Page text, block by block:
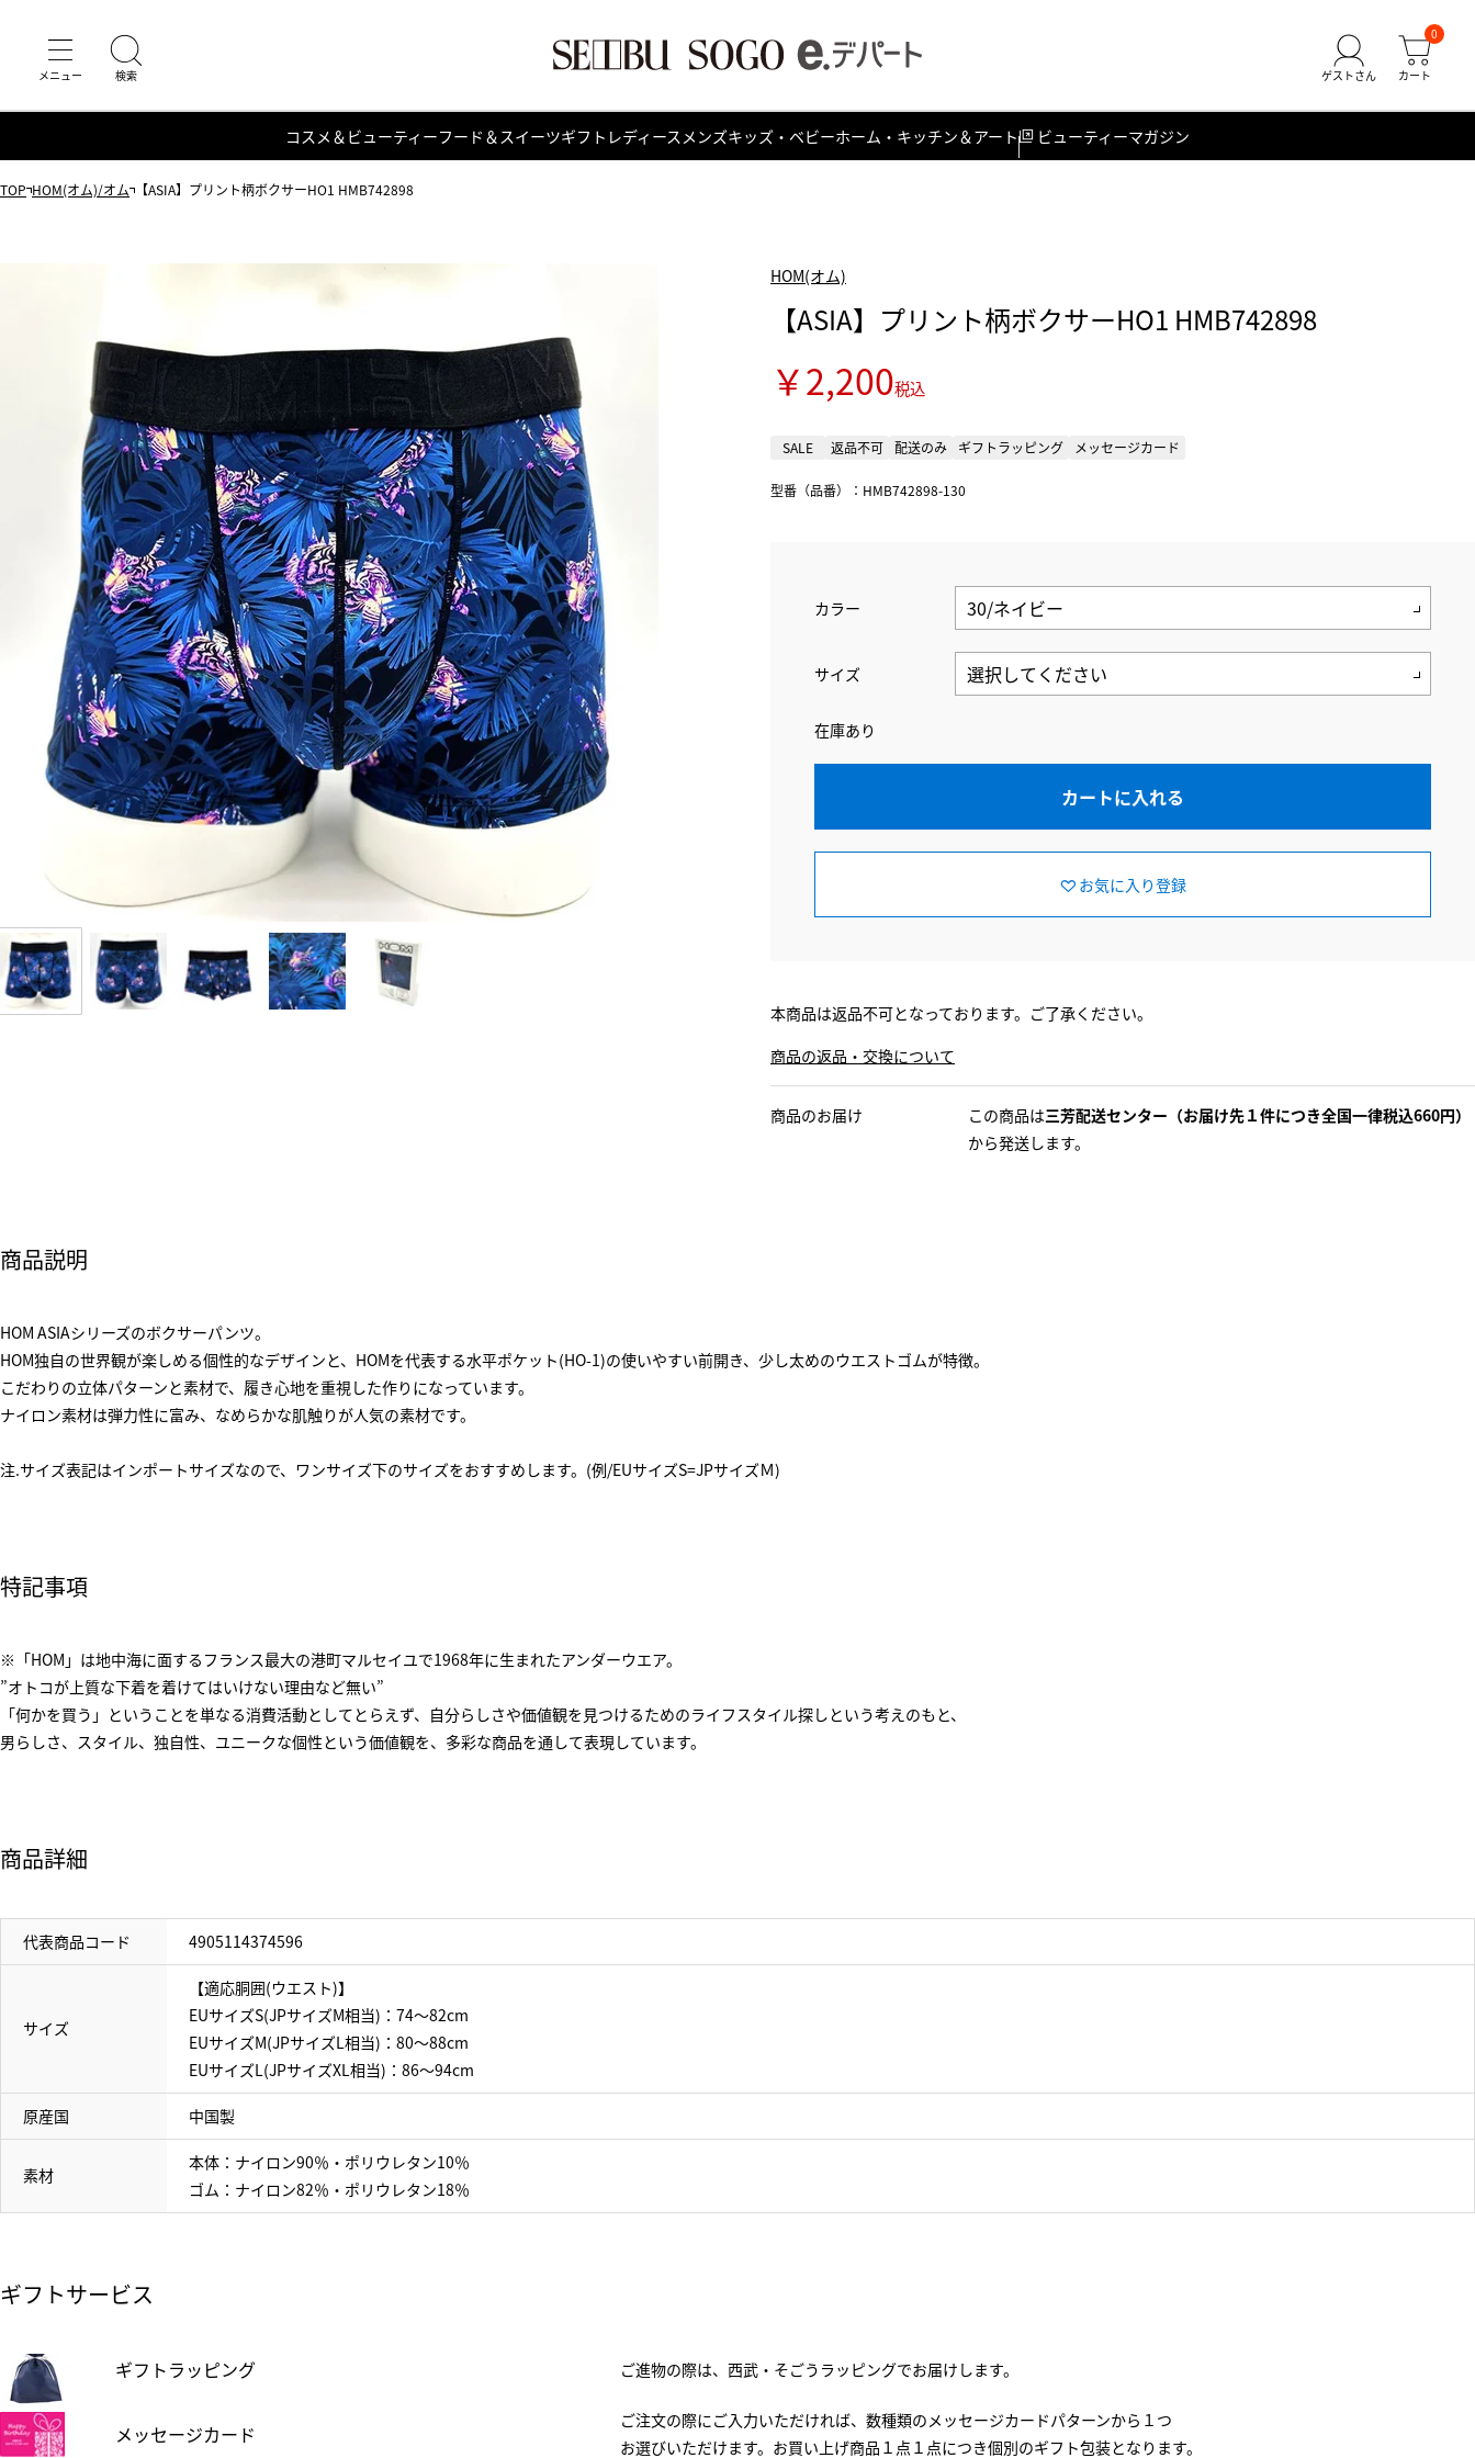
0
コスメ＆ビューティーフード＆スイーツギフト レディース メンズキッズ・ベビーホーム・キッチン＆アート ビューティーマガジン
TOP HOM(オム)/オム 【ASIA】プリント柄ボクサーHO1 HMB742898
HOM(オム)
【ASIA】プリント柄ボクサーHO1 HMB742898
￥2,200税込
SALE 返品不可 配送のみ ギフトラッピング メッセージカード
型番（品番）：HMB742898-130
カラー
サイズ
在庫あり
カートに入れる
お気に入り登録
本商品は返品不可となっております。ご了承ください。
商品の返品・交換について
商品のお届け この商品は三芳配送センター（お届け先１件につき全国一律税込660円）
から発送します。
商品説明
HOM ASIAシリーズのボクサーパンツ。
HOM独自の世界観が楽しめる個性的なデザインと、HOMを代表する水平ポケット(HO-1)の使いやすい前開き、少し太めのウエストゴムが特徴。
こだわりの立体パターンと素材で、履き心地を重視した作りになっています。
ナイロン素材は弾力性に富み、なめらかな肌触りが人気の素材です。
注.サイズ表記はインポートサイズなので、ワンサイズ下のサイズをおすすめします。(例/EUサイズS=JPサイズＭ)
特記事項
※「HOM」は地中海に面するフランス最大の港町マルセイユで1968年に生まれたアンダーウエア。
”オトコが上質な下着を着けてはいけない理由など無い”
「何かを買う」ということを単なる消費活動としてとらえず、自分らしさや価値観を見つけるためのライフスタイル探しという考えのもと、
男らしさ、スタイル、独自性、ユニークな個性という価値観を、多彩な商品を通して表現しています。
商品詳細
代表商品コード 4905114374596
サイズ
【適応胴囲(ウエスト)】
EUサイズS(JPサイズM相当)：74～82cm
EUサイズM(JPサイズL相当)：80～88cm
EUサイズL(JPサイズXL相当)：86～94cm
原産国 中国製
素材
本体：ナイロン90％・ポリウレタン10％
ゴム：ナイロン82％・ポリウレタン18％
ギフトサービス
ギフトラッピング ご進物の際は、西武・そごうラッピングでお届けします。
メッセージカード
ご注文の際にご入力いただければ、数種類のメッセージカードパターンから１つ
お選びいただけます。お買い上げ商品１点１点につき個別のギフト包装となります。